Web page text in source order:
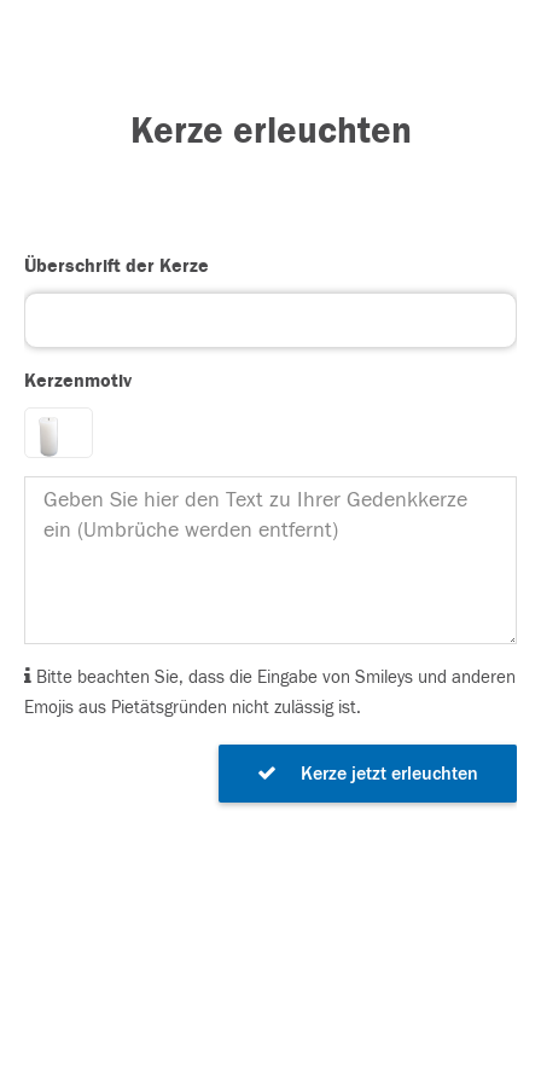
Kerze erleuchten
Überschrift der Kerze
Kerzenmotiv
Bitte beachten Sie, dass die Eingabe von Smileys und anderen
Emojis aus Pietätsgründen nicht zulässig ist.
Kerze jetzt erleuchten